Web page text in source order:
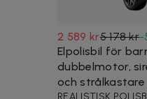
2 589 kr5 178 kr-
Elpolisbil för
dubbelmotor,
och
REALISTISK